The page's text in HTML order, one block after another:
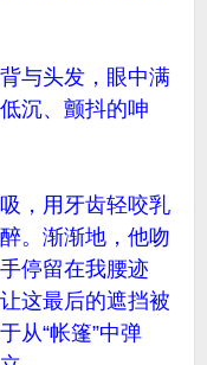
与头发，眼中满
沉、颤抖的呻
，用牙齿轻咬乳
。渐渐地，他吻
停留在我腰迹
这最后的遮挡被
从“帐篷”中弹